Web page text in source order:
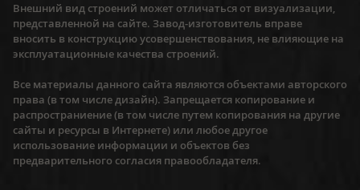
Внешний вид строений может отличаться от визуализации,
представленной на сайте. Завод-изготовитель вправе
вносить в конструкцию усовершенствования, не влияющие на
эксплуатационные качества строений.
Все материалы данного сайта являются объектами авторского
права (в том числе дизайн). Запрещается копирование и
распространиение (в том числе путем копирования на другие
сайты и ресурсы в Интернете) или любое другое
использование информации и объектов без
предварительного согласия правообладателя.